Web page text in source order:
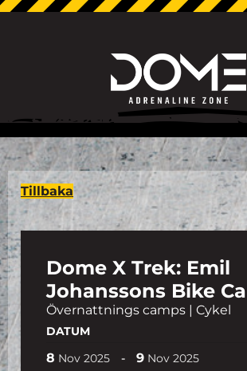
Tillbaka
Dome X Trek: Emil
Johanssons Bike
Övernattnings camps | Cykel
DATUM
8 Nov 2025 - 9 Nov 2025